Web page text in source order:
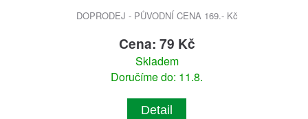
DOPRODEJ - PŮVODNÍ CENA 169.- Kč
Cena: 79 Kč
Skladem
Doručíme do: 11.8.
Detail